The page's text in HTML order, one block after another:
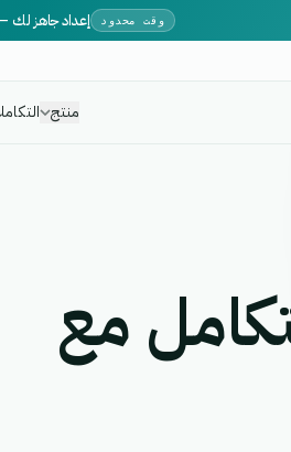
وقت محدود إعداد جاهز لك
منتج
مع